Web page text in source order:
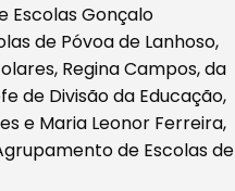
Escolas Gonçalo
de Póvoa de Lanhoso,
Regina Campos, da
de Divisão da Educação,
e Maria Leonor Ferreira,
de Escolas de